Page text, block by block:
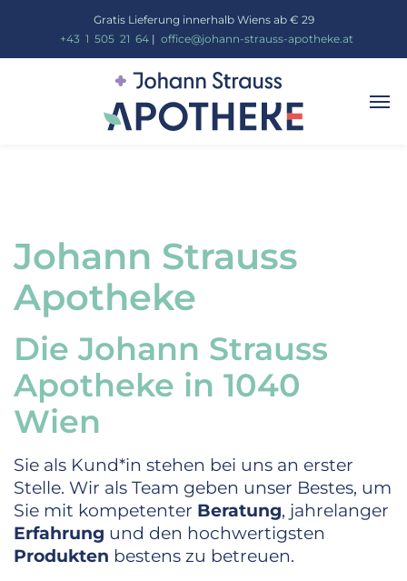
Gratis Lieferung innerhalb Wiens ab € 29
+43 1 505_ 21 64| office@johann-strauss-apotheke.at
Johann Strauss
Apotheke
Die Johann Strauss
Apotheke in 1040
Wien
Sie als Kund*in stehen bei uns an erster
Stelle. Wir als Team geben unser Bestes, um
Sie mit kompetenter Beratung, jahrelanger
Erfahrung und den hochwertigsten
Produkten bestens zu betreuen.